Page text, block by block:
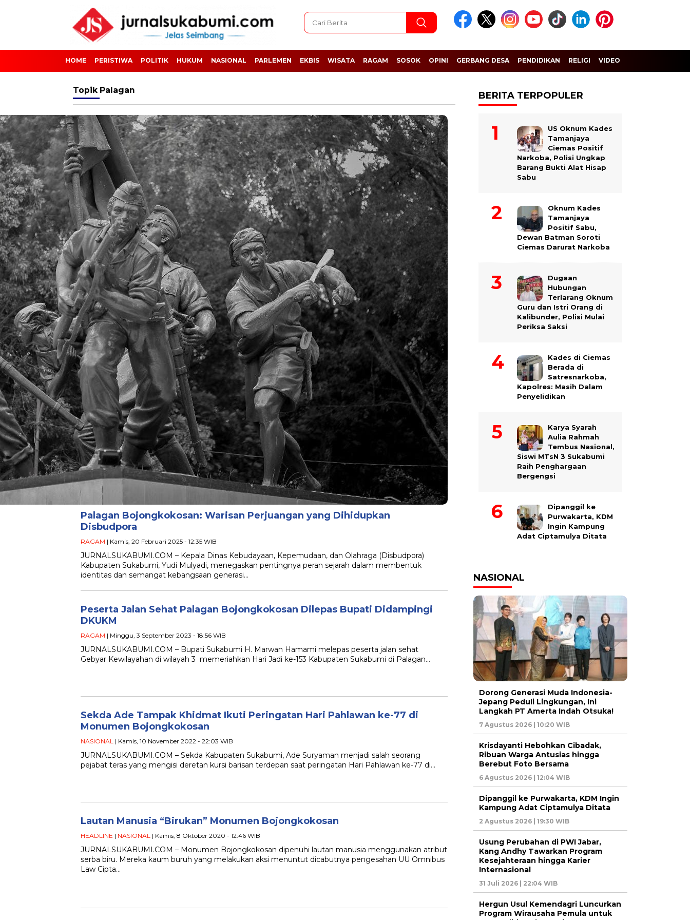
HOME PERISTIWA POLITIK HUKUM NASIONAL PARLEMEN EKBIS WISATA RAGAM SOSOK OPINI GERBANG DESA PENDIDIKAN RELIGI VIDEO
Topik Palagan
Palagan Bojongkokosan: Warisan Perjuangan yang Dihidupkan
Disbudpora
RAGAM | Kamis, 20 Februari 2025 - 12:35 WIB
JURNALSUKABUMI.COM – Kepala Dinas Kebudayaan, Kepemudaan, dan Olahraga (Disbudpora)
Kabupaten Sukabumi, Yudi Mulyadi, menegaskan pentingnya peran sejarah dalam membentuk
identitas dan semangat kebangsaan generasi…
Peserta Jalan Sehat Palagan Bojongkokosan Dilepas Bupati Didampingi
DKUKM
RAGAM | Minggu, 3 September 2023 - 18:56 WIB
JURNALSUKABUMI.COM – Bupati Sukabumi H. Marwan Hamami melepas peserta jalan sehat
Gebyar Kewilayahan di wilayah 3 memeriahkan Hari Jadi ke-153 Kabupaten Sukabumi di Palagan…
Sekda Ade Tampak Khidmat Ikuti Peringatan Hari Pahlawan ke-77 di
Monumen Bojongkokosan
NASIONAL | Kamis, 10 November 2022 - 22:03 WIB
JURNALSUKABUMI.COM – Sekda Kabupaten Sukabumi, Ade Suryaman menjadi salah seorang
pejabat teras yang mengisi deretan kursi barisan terdepan saat peringatan Hari Pahlawan ke-77 di…
Lautan Manusia “Birukan” Monumen Bojongkokosan
HEADLINE | NASIONAL | Kamis, 8 Oktober 2020 - 12:46 WIB
JURNALSUKABUMI.COM – Monumen Bojongkokosan dipenuhi lautan manusia menggunakan atribut
serba biru. Mereka kaum buruh yang melakukan aksi menuntut dicabutnya pengesahan UU Omnibus
Law Cipta…
BERITA TERPOPULER
US Oknum Kades
Tamanjaya
Ciemas Positif
Narkoba, Polisi Ungkap
Barang Bukti Alat Hisap
Sabu
Oknum Kades
Tamanjaya
Positif Sabu,
Dewan Batman Soroti
Ciemas Darurat Narkoba
Dugaan
Hubungan
Terlarang Oknum
Guru dan Istri Orang di
Kalibunder, Polisi Mulai
Periksa Saksi
Kades di Ciemas
Berada di
Satresnarkoba,
Kapolres: Masih Dalam
Penyelidikan
Karya Syarah
Aulia Rahmah
Tembus Nasional,
Siswi MTsN 3 Sukabumi
Raih Penghargaan
Bergengsi
Dipanggil ke
Purwakarta, KDM
Ingin Kampung
Adat Ciptamulya Ditata
NASIONAL
Dorong Generasi Muda Indonesia-
Jepang Peduli Lingkungan, Ini
Langkah PT Amerta Indah Otsuka!
7 Agustus 2026 | 10:20 WIB
Krisdayanti Hebohkan Cibadak,
Ribuan Warga Antusias hingga
Berebut Foto Bersama
6 Agustus 2026 | 12:04 WIB
Dipanggil ke Purwakarta, KDM Ingin
Kampung Adat Ciptamulya Ditata
2 Agustus 2026 | 19:30 WIB
Usung Perubahan di PWI Jabar,
Kang Andhy Tawarkan Program
Kesejahteraan hingga Karier
Internasional
31 Juli 2026 | 22:04 WIB
Hergun Usul Kemendagri Luncurkan
Program Wirausaha Pemula untuk